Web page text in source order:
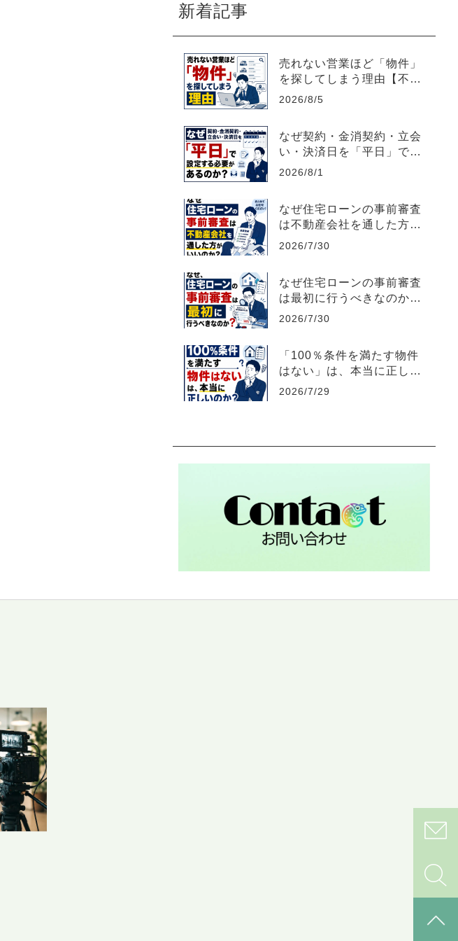
新着記事
売れない営業ほど「物件」
を探してしまう理由【不動
産売買仲介営業】
2026/8/5
なぜ契約・金消契約・立会
い・決済日を「平日」で設
定する必要があるのか？
2026/8/1
なぜ住宅ローンの事前審査
は不動産会社を通した方が
いいのか？【不動産売買仲
2026/7/30
なぜ住宅ローンの事前審査
は最初に行うべきなのか？
【不動産売買仲介営業】
2026/7/30
「100％条件を満たす物件
はない」は、本当に正しい
のか？【不動産売買仲介営
2026/7/29